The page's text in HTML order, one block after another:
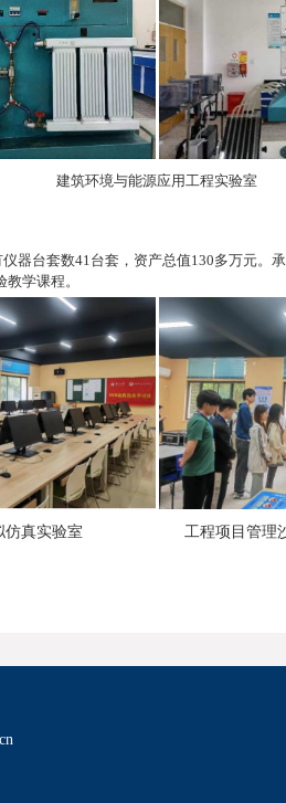
建筑环境与能源应用工程实验室
器台套数41台套，资产总值130多万元。
学课程。
仿真实验室 工程项目管理